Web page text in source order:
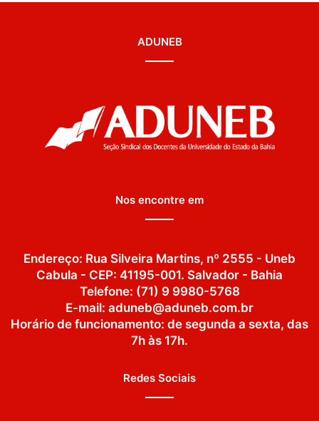
ADUNEB
Nos encontre em
Endereço: Rua Silveira Martins, nº 2555 - Uneb
Cabula - CEP: 41195-001. Salvador - Bahia
Telefone: (71) 9 9980-5768
E-mail: aduneb@aduneb.com.br
Horário de funcionamento: de segunda a sexta, das
7h às 17h.
Redes Sociais